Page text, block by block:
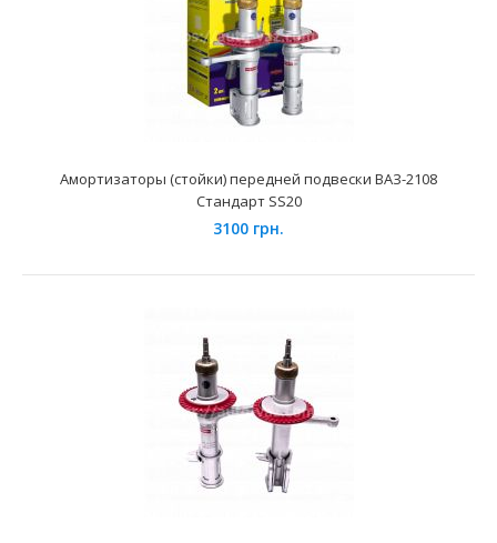
Амортизаторы (стойки) передней подвески Lada Largus
Комфорт SS20
3150 грн.
Амортизаторы (стойки) передней подвески ВАЗ-2108
Стандарт SS20
3100 грн.